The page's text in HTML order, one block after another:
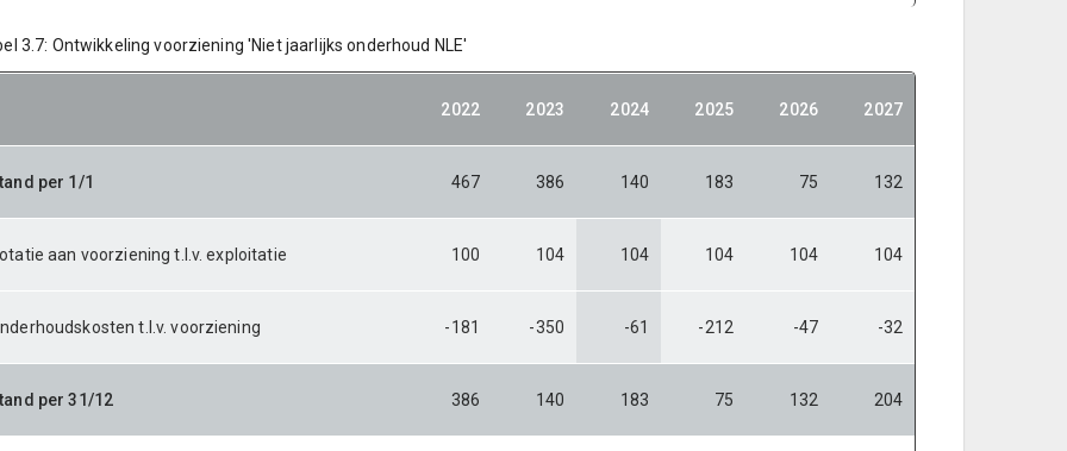
3.7: Ontwikkeling voorziening 'Niet jaarlijks onderhoud NLE'
2022 2023 2024 2025 2026 2027
per 1/1 467 386 140 183 75 132
aan voorziening t.l.v. exploitatie 100 104 104 104 104 104
t.l.v. voorziening -181 -350 -61 -212 -47 -32
per 31/12 386 140 183 75 132 204